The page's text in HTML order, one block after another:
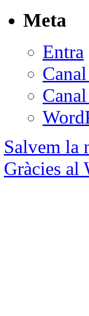
Meta
Entra
Salvem la
Gràcies al